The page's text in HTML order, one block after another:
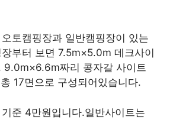
토캠핑장과 일반캠핑장이 있는
부터 보면 7.5m×5.0m 데크사이
9.0m×6.6m짜리 콩자갈 사이트
17면으로 구성되어있습니다.
준 4만원입니다.일반사이트는